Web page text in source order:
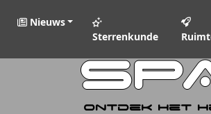
Nieuws
Sterrenkunde
Ontdek het